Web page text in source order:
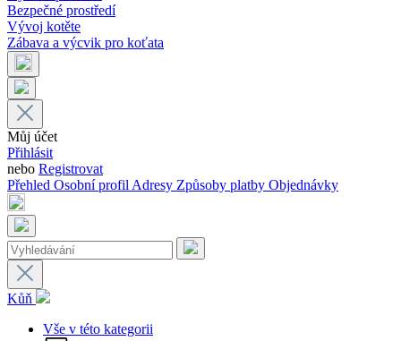
Bezpečné prostředí
Vývoj kotěte
Zábava a výcvik pro koťata
Můj účet
Přihlásit
nebo Registrovat
Přehled Osobní profilAdresy Způsoby platby Objednávky
Kůň
Vše v této kategorii